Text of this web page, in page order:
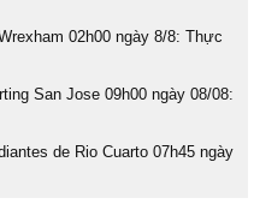
02h00 ngày 8/8: Thực
San Jose 09h00 ngày 08/08:
de Rio Cuarto 07h45 ngày